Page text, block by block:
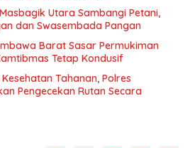
Utara Sambangi Petani,
dan Swasembada Pangan
Barat Sasar Permukiman
Tetap Kondusif
Tahanan, Polres
Pengecekan Rutan Secara